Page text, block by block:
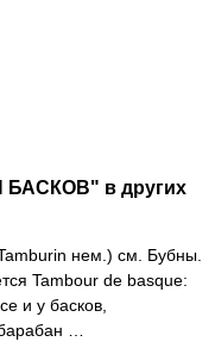
БАСКОВ" в других
нем.) см. Бубны.
Tambour de basque:
и у басков,
…